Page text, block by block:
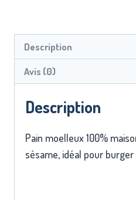
Description
Avis (0)
Description
Pain moelleux 100%
sésame, idéal pour